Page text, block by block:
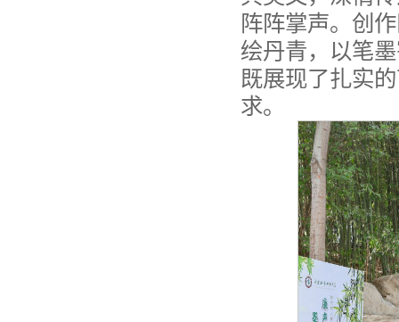
阵阵掌声。创
绘丹青，以笔
既展现了扎实
求。